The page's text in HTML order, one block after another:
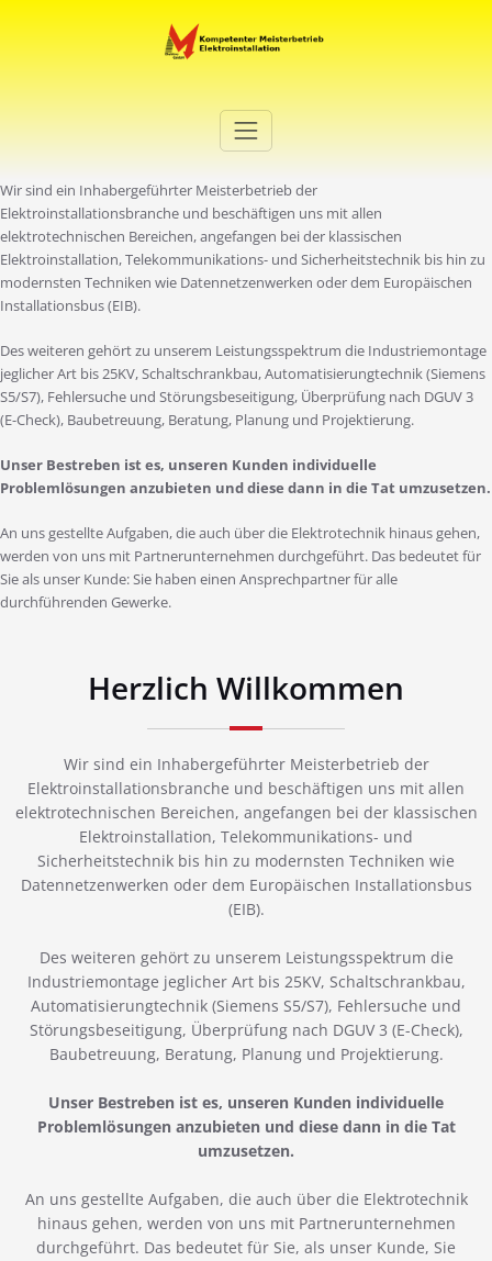
Elektro Martini
Wir sind ein Inhabergeführter Meisterbetrieb der
Elektroinstallationsbranche und beschäftigen uns mit allen
elektrotechnischen Bereichen, angefangen bei der klassischen
Elektroinstallation, Telekommunikations- und Sicherheitstechnik bis hin zu
modernsten Techniken wie Datennetzenwerken oder dem Europäischen
Installationsbus (EIB).
Des weiteren gehört zu unserem Leistungsspektrum die Industriemontage
jeglicher Art bis 25KV, Schaltschrankbau, Automatisierungtechnik (Siemens
S5/S7), Fehlersuche und Störungsbeseitigung, Überprüfung nach DGUV 3
(E-Check), Baubetreuung, Beratung, Planung und Projektierung.
Unser Bestreben ist es, unseren Kunden individuelle
Problemlösungen anzubieten und diese dann in die Tat umzusetzen.
An uns gestellte Aufgaben, die auch über die Elektrotechnik hinaus gehen,
werden von uns mit Partnerunternehmen durchgeführt. Das bedeutet für
Sie als unser Kunde: Sie haben einen Ansprechpartner für alle
durchführenden Gewerke.
Herzlich Willkommen
Wir sind ein Inhabergeführter Meisterbetrieb der
Elektroinstallationsbranche und beschäftigen uns mit allen
elektrotechnischen Bereichen, angefangen bei der klassischen
Elektroinstallation, Telekommunikations- und
Sicherheitstechnik bis hin zu modernsten Techniken wie
Datennetzenwerken oder dem Europäischen Installationsbus
(EIB).
Des weiteren gehört zu unserem Leistungsspektrum die
Industriemontage jeglicher Art bis 25KV, Schaltschrankbau,
Automatisierungtechnik (Siemens S5/S7), Fehlersuche und
Störungsbeseitigung, Überprüfung nach DGUV 3 (E-Check),
Baubetreuung, Beratung, Planung und Projektierung.
Unser Bestreben ist es, unseren Kunden individuelle
Problemlösungen anzubieten und diese dann in die Tat
umzusetzen.
An uns gestellte Aufgaben, die auch über die Elektrotechnik
hinaus gehen, werden von uns mit Partnerunternehmen
durchgeführt. Das bedeutet für Sie, als unser Kunde, Sie